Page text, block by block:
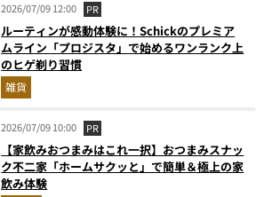
2026/07/09 12:00 PR
ルーティンが感動体験に！Schickのプレミア
ムライン「プロジスタ」で始めるワンランク上
のヒゲ剃り習慣
雑貨
2026/07/09 10:00 PR
【家飲みおつまみはこれ一択】おつまみスナッ
ク不二家「ホームサクッと」で簡単＆極上の家
飲み体験